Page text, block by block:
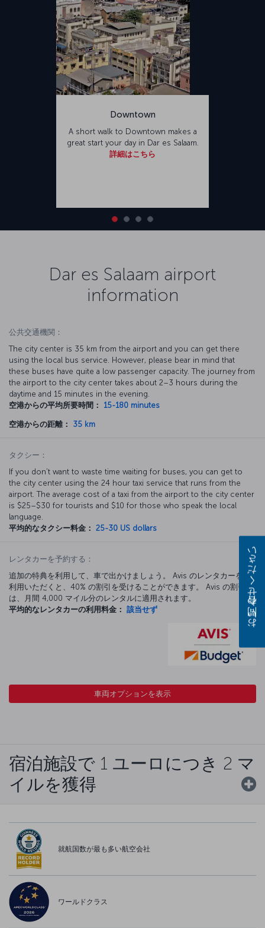
Downtown
A short walk to Downtown makes a
great start your day in Dar es Salaam.
詳細はこちら
Dar es Salaam airport
information
公共交通機関：
The city center is 35 km from the airport and you can get there
using the local bus service. However, please bear in mind that
these buses have quite a low passenger capacity. The journey from
the airport to the city center takes about 2–3 hours during the
daytime and 15 minutes in the evening.
空港からの平均所要時間：
15-180 minutes
空港からの距離： 35 km
タクシー：
If you don’t want to waste time waiting for buses, you can get to
the city center using the 24 hour taxi service that runs from the
airport. The average cost of a taxi from the airport to the city center
is $25–$30 for tourists and $10 for those who speak the local
language.
平均的なタクシー料金： 25-30 US dollars
レンタカーを予約する：
追加の特典を利用して、車で出かけましょう。 Avis のレンタカーをご
利用いただくと、40% の割引を受けることができます。 Avis の割引
は、月間 4,000 マイル分のレンタルに適用されます。
平均的なレンタカーの利用料金： 該当せず
車両オプションを表示
宿泊施設で 1 ユーロにつき 2 マ
イルを獲得
就航国数が最も多い航空会社
ワールドクラス
お問い合わせください